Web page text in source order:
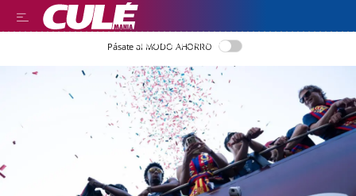
LLEGIR EN CATALÀ
Pásate al MODO AHORRO